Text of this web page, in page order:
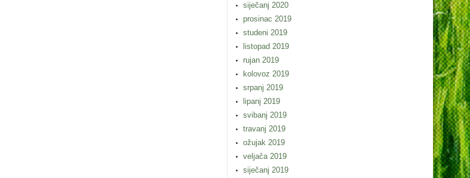
siječanj 2020
prosinac 2019
studeni 2019
listopad 2019
rujan 2019
kolovoz 2019
srpanj 2019
lipanj 2019
svibanj 2019
travanj 2019
ožujak 2019
veljača 2019
siječanj 2019